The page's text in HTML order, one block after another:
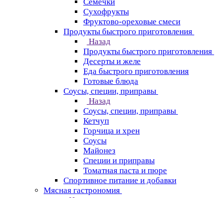
Сухофрукты
Фруктово-ореховые смеси
Продукты быстрого приготовления
Назад
Продукты быстрого приготовления
Десерты и желе
Еда быстрого приготовления
Готовые блюда
Соусы, специи, приправы
Назад
Соусы, специи, приправы
Кетчуп
Горчица и хрен
Соусы
Майонез
Специи и приправы
Томатная паста и пюре
Спортивное питание и добавки
Мясная гастрономия